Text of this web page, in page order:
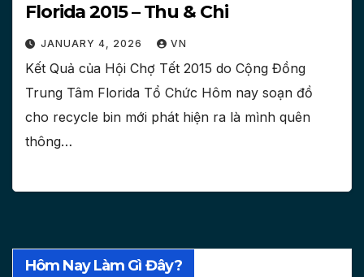
Florida 2015 – Thu & Chi
JANUARY 4, 2026 VN
Kết Quả của Hội Chợ Tết 2015 do Cộng Đồng
Trung Tâm Florida Tổ Chức Hôm nay soạn đồ
cho recycle bin mới phát hiện ra là mình quên
thông…
Hôm Nay Làm Gì Đây?